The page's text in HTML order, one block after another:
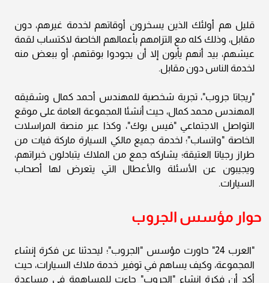
قليل هم أولئك الذين يسخرون أوقاتهم لخدمة غيرهم، دون
مقابل، وذلك كله مع التزامهم بأعمالهم الخاصة لاكتساب لقمة
عيشهم، بيد أنهم يأبون إلا أن يجودوا بوقتهم، أو ببعض منه
لخدمة الناس دون مقابل.
"ريجاتا جروب"، تجربة شخصية للمهندس أحمد كمال وشقيقه
المهندس محمد كمال، حيث أنشئا المجموعة العامة على موقع
التواصل الاجتماعي "فيس بوك"، وكذا عبر منصة المراسلات
الخاصة "واتساب"؛ لخدمة جميع مالكي السيارة ماركة فيات من
طراز رجياتا العتيقة؛ يشاركه جمع من الملاك يتبادلون خبراتهم،
ويجيبون عن الأسئلة والأعطال التي يتعرض لها أصحاب
السيارات.
حوار مؤسس الجروب
"العرب 24" حاورت مؤسس "الجروب"؛ ليحدثنا عن فكرة إنشاء
المجموعة، وكيف يساهم في توفير خدمة ملاك السيارات، حيث
أكد أن فكرة إنشاء "الجروب" جاءت للمساهمة في مساعدة